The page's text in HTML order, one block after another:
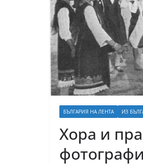
БЪЛГАРИЯ НА ЛЕНТА ИЗ
Хора и